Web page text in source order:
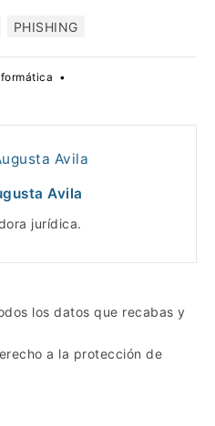
PHISHING
•
Avila
jurídica.
los datos que recabas y
a la protección de